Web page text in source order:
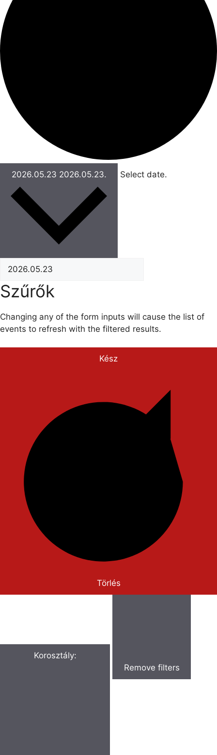
2026.05.23 2026.05.23. Select date.
Szűrők
Changing any of the form inputs will cause the list of
events to refresh with the filtered results.
Kész
Törlés
Korosztály:
Remove filters